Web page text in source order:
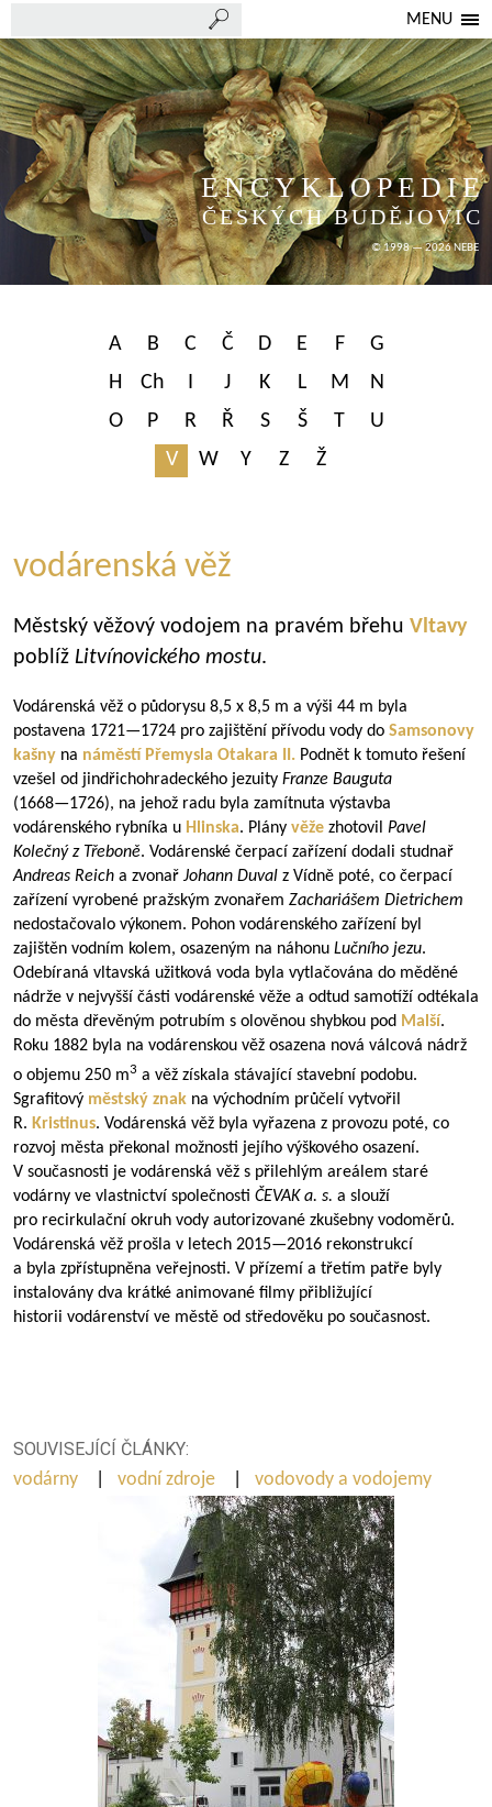
MENU
ENCYKLOPEDIE
ČESKÝCH BUDĚJOVIC
© 1998 — 2026 NEBE
A B C Č D E F
G
H
Ch I J K L M
N
O
P R Ř S Š T
U
V
W Y Z Ž
vodárenská věž
Městský věžový vodojem na pravém břehu Vltavy
poblíž Litvínovického mostu.
Vodárenská věž o půdorysu 8,5 x 8,5 m a výši 44 m byla
postavena 1721—1724 pro zajištění přívodu vody do Samsonovy
kašny na náměstí Přemysla Otakara II. Podnět k tomuto řešení
vzešel od jindřichohradeckého jezuity Franze Bauguta
(1668—1726), na jehož radu byla zamítnuta výstavba
vodárenského rybníka u Hlinska. Plány věže zhotovil Pavel
Kolečný z Třeboně. Vodárenské čerpací zařízení dodali studnař
Andreas Reich a zvonař Johann Duval z Vídně poté, co čerpací
zařízení vyrobené pražským zvonařem Zachariášem Dietrichem
nedostačovalo výkonem. Pohon vodárenského zařízení byl
zajištěn vodním kolem, osazeným na náhonu Lučního jezu.
Odebíraná vltavská užitková voda byla vytlačována do měděné
nádrže v nejvyšší části vodárenské věže a odtud samotíží odtékala
do města dřevěným potrubím s olověnou shybkou pod Malší.
Roku 1882 byla na vodárenskou věž osazena nová válcová nádrž
o objemu 250 m3 a věž získala stávající stavební podobu.
Sgrafitový městský znak na východním průčelí vytvořil
R. Kristinus. Vodárenská věž byla vyřazena z provozu poté, co
rozvoj města překonal možnosti jejího výškového osazení.
V současnosti je vodárenská věž s přilehlým areálem staré
vodárny ve vlastnictví společnosti ČEVAK a. s. a slouží
pro recirkulační okruh vody autorizované zkušebny vodoměrů.
Vodárenská věž prošla v letech 2015—2016 rekonstrukcí
a byla zpřístupněna veřejnosti. V přízemí a třetím patře byly
instalovány dva krátké animované filmy přibližující
historii vodárenství ve městě od středověku po současnost.
SOUVISEJÍCÍ ČLÁNKY:
vodárny
vodní zdroje vodovody a vodojemy